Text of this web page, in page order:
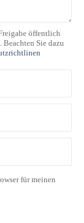
öffentlich
Beachten Sie dazu
für meinen